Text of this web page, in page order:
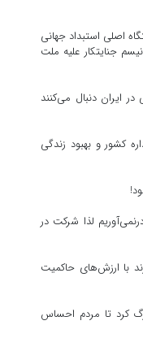
اصلی استبداد جهانی
جنایتکار علیه ملت
ایران دنبال می‌کنند
کشور و بهبود زندگی
لذا شرکت در
با ارزش‌های حاکمیت
کرد تا مردم احساس